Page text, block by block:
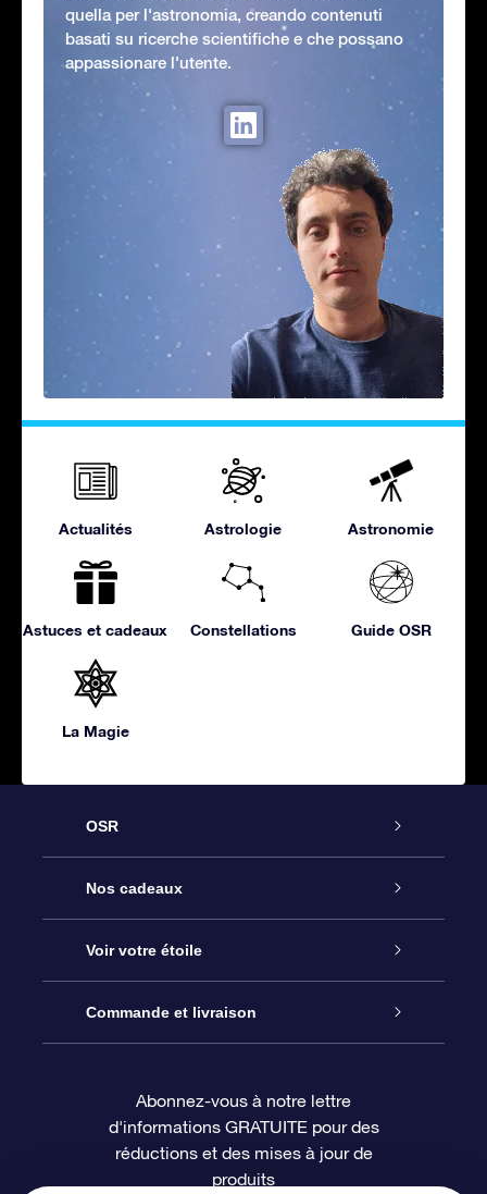
quella per l'astronomia, creando contenuti
basati su ricerche scientifiche e che possano
appassionare l'utente.
Actualités Astrologie Astronomie
Astuces et cadeaux Constellations Guide OSR
La Magie
OSR
Service
À propos de l’OSR
Nous contacter
Questions fréquemment posées
Nos cadeaux
Cadeau d’étoile en ligne
Coffret cadeau OSR
Carte cadeau OSR
Voir votre étoile
Registre des étoiles
Page d’accueil personnalisée
Commande et livraison
Informations de paiement
Abonnez-vous à notre lettre
d'informations GRATUITE pour des
réductions et des mises à jour de
produits